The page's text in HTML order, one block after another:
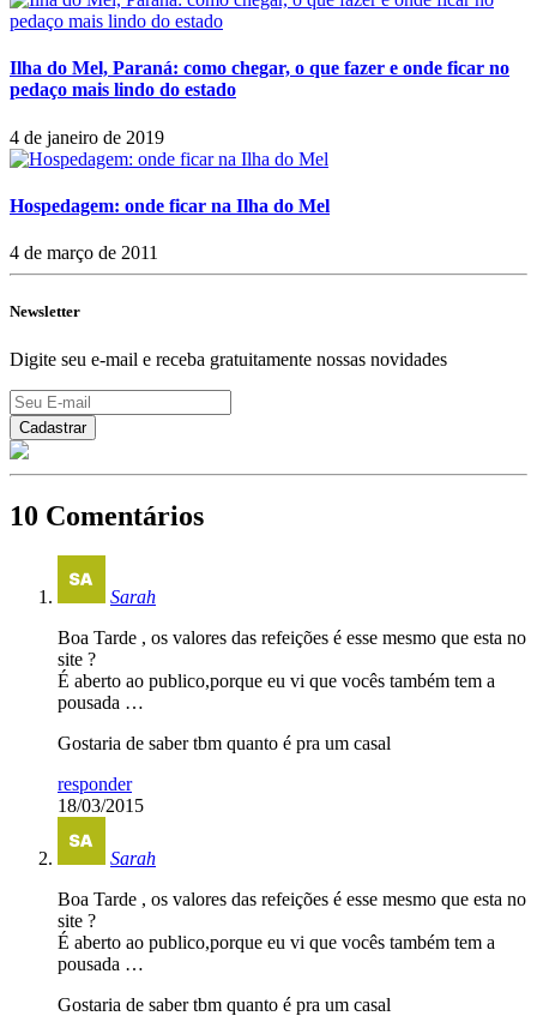
Ilha do Mel, Paraná: como chegar, o que fazer e onde ficar no
pedaço mais lindo do estado
4 de janeiro de 2019
Hospedagem: onde ficar na Ilha do Mel
4 de março de 2011
Newsletter
Digite seu e-mail e receba gratuitamente nossas novidades
10 Comentários
Sarah
Boa Tarde , os valores das refeições é esse mesmo que esta no
site ?
É aberto ao publico,porque eu vi que vocês também tem a
pousada …
Gostaria de saber tbm quanto é pra um casal
responder
18/03/2015
Sarah
Boa Tarde , os valores das refeições é esse mesmo que esta no
site ?
É aberto ao publico,porque eu vi que vocês também tem a
pousada …
Gostaria de saber tbm quanto é pra um casal